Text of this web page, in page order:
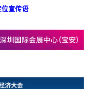
宣传语